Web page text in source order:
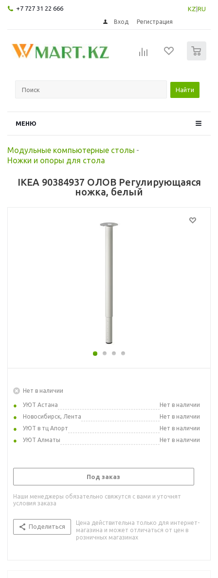
+7 727 31 22 666 KZ RU
Вход Регистрация
Найти
МЕНЮ
Модульные компьютерные столы -
Ножки и опоры для стола
IKEA 90384937 ОЛОВ Регулирующаяся
ножка, белый
Нет в наличии
УЮТ Астана
Нет в наличии
Новосибирск, Лента
Нет в наличии
УЮТ в тц Апорт
Нет в наличии
УЮТ Алматы
Нет в наличии
Под заказ
Наши менеджеры обязательно свяжутся с вами и уточнят
условия заказа
Поделиться
Цена действительна только для интернет-
магазина и может отличаться от цен в
розничных магазинах